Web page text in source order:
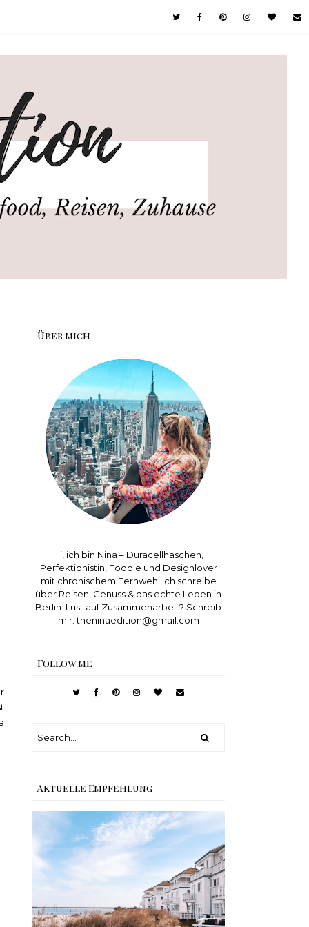
Über mich
Hi, ich bin Nina – Duracellhäschen,
Perfektionistin, Foodie und Designlover
mit chronischem Fernweh. Ich schreibe
über Reisen, Genuss & das echte Leben in
Berlin. Lust auf Zusammenarbeit? Schreib
mir: theninaedition@gmail.com
Follow me
Aktuelle Empfehlung
Reisen - Schleiregion